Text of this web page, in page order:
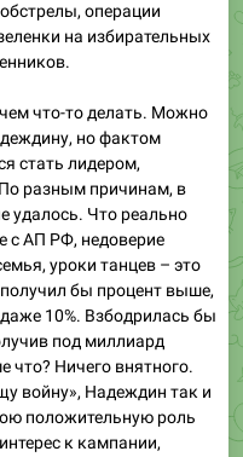
операции
на избирательных
что-то делать. Можно
но фактом
стать лидером,
разным причинам, в
удалось. Что реально
с АП РФ, недоверие
уроки танцев – это
бы процент выше,
10%. Взбодрилась бы
под миллиард
что? Ничего внятного.
войну», Надеждин так и
положительную роль
к кампании,